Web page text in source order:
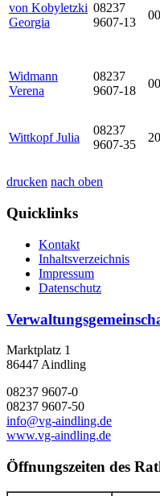
von Kobyletzki
Georgia
08237
9607-13
Widmann
Verena
08237
9607-18
Wittkopf Julia
08237
9607-35
drucken nach oben
Quicklinks
Kontakt
Inhaltsverzeichnis
Impressum
Datenschutz
Marktplatz 1
86447 Aindling
08237 9607-0
08237 9607-50
info@vg-aindling.de
www.vg-aindling.de
Öffnungszeiten des